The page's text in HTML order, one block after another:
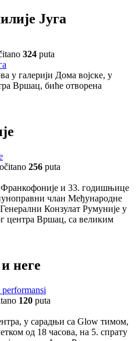
Југа
324 puta
у галерији Дома војске, у
Вршац, биће отворена
256 puta
и 33. годишњице
члан Међународне
Конзулат Румуније у
центра Вршац, са великим
неге
120 puta
у сарадњи са Glow тимом,
од 18 часова, на 5. спрату